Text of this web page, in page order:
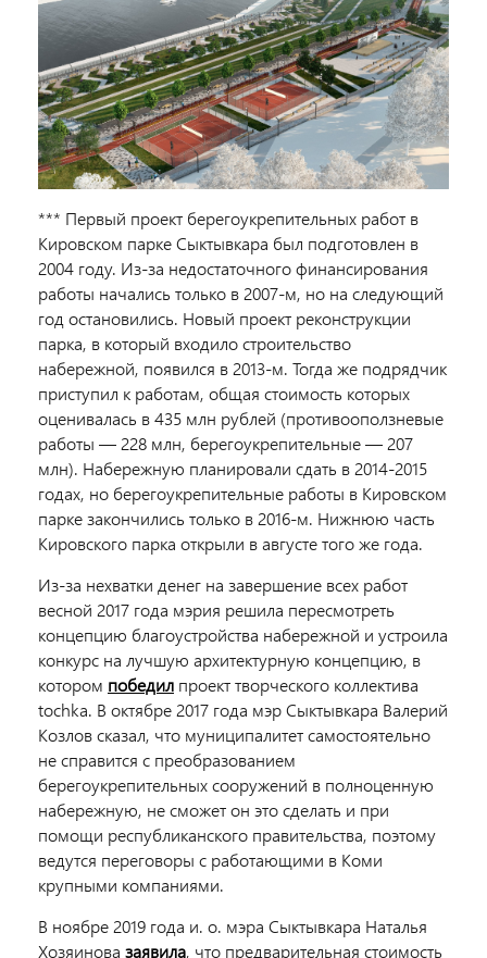
*** Первый проект берегоукрепительных работ в
Кировском парке Сыктывкара был подготовлен в
2004 году. Из-за недостаточного финансирования
работы начались только в 2007-м, но на следующий
год остановились. Новый проект реконструкции
парка, в который входило строительство
набережной, появился в 2013-м. Тогда же подрядчик
приступил к работам, общая стоимость которых
оценивалась в 435 млн рублей (противооползневые
работы — 228 млн, берегоукрепительные — 207
млн). Набережную планировали сдать в 2014-2015
годах, но берегоукрепительные работы в Кировском
парке закончились только в 2016-м. Нижнюю часть
Кировского парка открыли в августе того же года.
Из-за нехватки денег на завершение всех работ
весной 2017 года мэрия решила пересмотреть
концепцию благоустройства набережной и устроила
конкурс на лучшую архитектурную концепцию, в
котором победил проект творческого коллектива
tochka. В октябре 2017 года мэр Сыктывкара Валерий
Козлов сказал, что муниципалитет самостоятельно
не справится с преобразованием
берегоукрепительных сооружений в полноценную
набережную, не сможет он это сделать и при
помощи республиканского правительства, поэтому
ведутся переговоры с работающими в Коми
крупными компаниями.
В ноябре 2019 года и. о. мэра Сыктывкара Наталья
Хозяинова заявила, что предварительная стоимость